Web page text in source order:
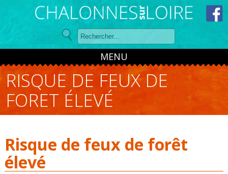
Panneau de gestion des cookies
MENU
RISQUE DE FEUX DE
FORET ÉLEVÉ
Risque de feux de forêt
élevé